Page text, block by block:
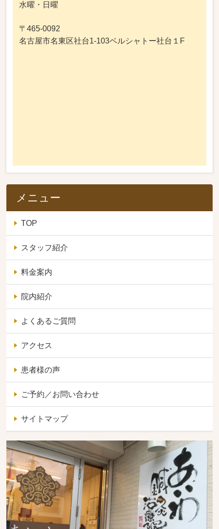
水曜・日曜
〒465-0092
名古屋市名東区社台1-103ベルシャトー社台１F
メニュー
TOP
スタッフ紹介
料金案内
院内紹介
よくあるご質問
アクセス
患者様の声
ご予約／お問い合わせ
サイトマップ